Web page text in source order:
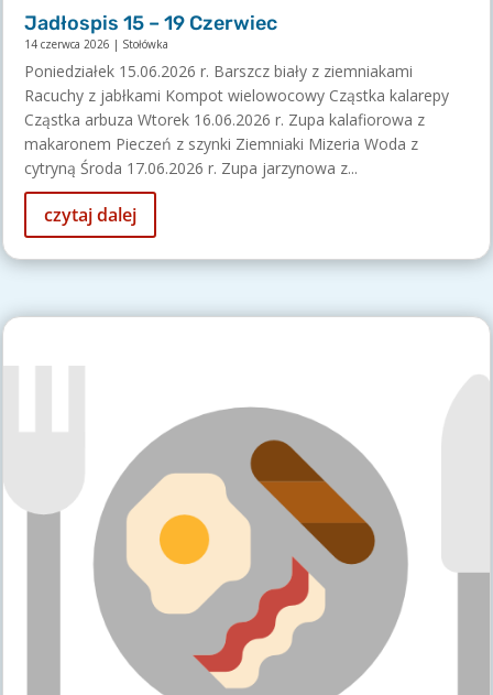
Jadłospis 15 – 19 Czerwiec
14 czerwca 2026 | Stołówka
Poniedziałek 15.06.2026 r. Barszcz biały z ziemniakami
Racuchy z jabłkami Kompot wielowocowy Cząstka kalarepy
Cząstka arbuza Wtorek 16.06.2026 r. Zupa kalafiorowa z
makaronem Pieczeń z szynki Ziemniaki Mizeria Woda z
cytryną Środa 17.06.2026 r. Zupa jarzynowa z...
czytaj dalej